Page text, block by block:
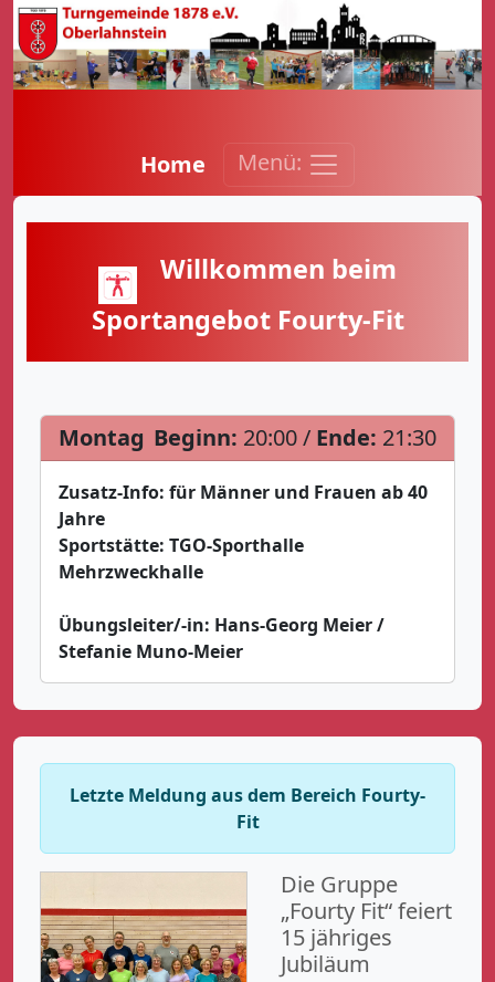
Home Menü:
Willkommen beim
Sportangebot Fourty-Fit
Montag Beginn: 20:00 / Ende: 21:30
Zusatz-Info: für Männer und Frauen ab 40
Jahre
Sportstätte: TGO-Sporthalle
Mehrzweckhalle
Übungsleiter/-in: Hans-Georg Meier /
Stefanie Muno-Meier
Letzte Meldung aus dem Bereich Fourty-
Fit
Die Gruppe
„Fourty Fit“ feiert
15 jähriges
Jubiläum